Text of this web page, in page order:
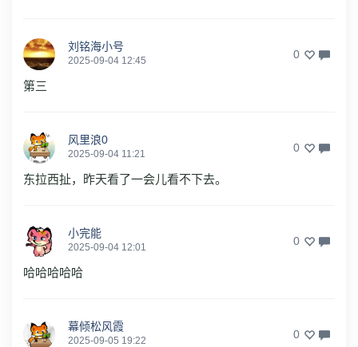
刘铭海小号
2025-09-04 12:45 0
第三
风里浪0
2025-09-04 11:21 0
东拉西扯，昨天看了一会儿看不下去。
小完能
2025-09-04 12:01 0
哈哈哈哈哈
幕倾松风霞
2025-09-05 19:22 0